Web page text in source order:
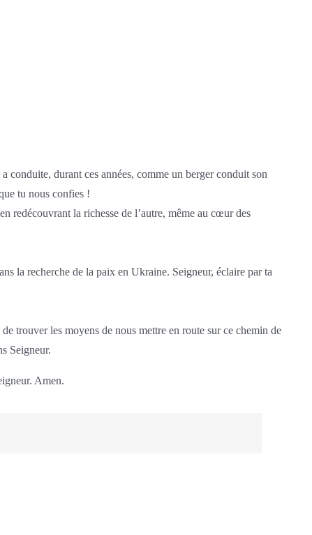
conduite, durant ces années, comme un berger conduit son
tu nous confies !
redécouvrant la richesse de l’autre, même au cœur des
la recherche de la paix en Ukraine. Seigneur, éclaire par ta
trouver les moyens de nous mettre en route sur ce chemin de
Seigneur.
Amen.